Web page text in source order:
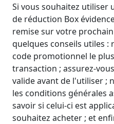
Si vous souhaitez utiliser
de réduction Box
remise sur votre
quelques conseils utiles :
code promotionnel le
transaction ; assurez-
valide avant de l'utiliser ;
les conditions générales
savoir si celui-ci est
souhaitez acheter ; et